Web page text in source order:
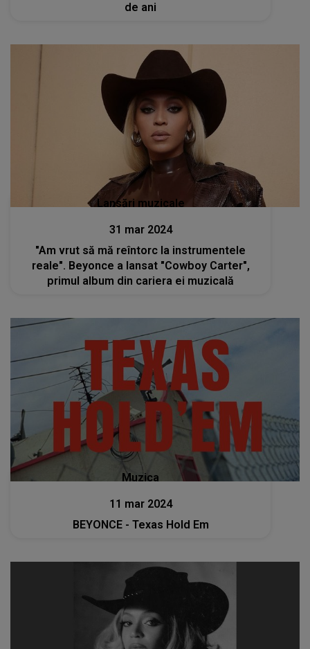
de ani
Lansări muzicale
31 mar 2024
"Am vrut să mă reîntorc la instrumentele
reale". Beyonce a lansat "Cowboy Carter",
primul album din cariera ei muzicală
Muzica
11 mar 2024
BEYONCE - Texas Hold Em